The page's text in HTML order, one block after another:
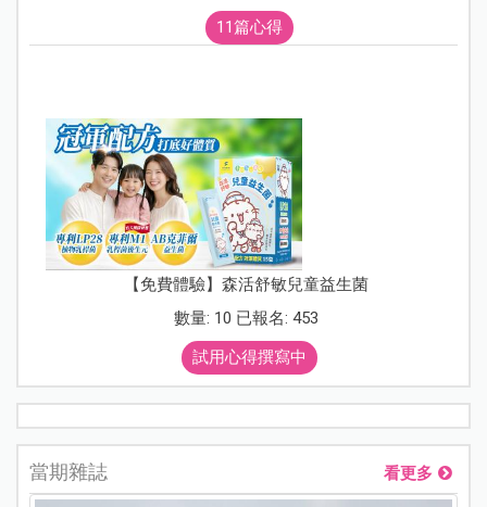
11篇心得
【免費體驗】森活舒敏兒童益生菌
數量: 10 已報名: 453
試用心得撰寫中
當期雜誌 看更多